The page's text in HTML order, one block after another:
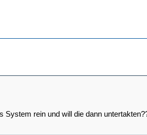
rein und will die dann